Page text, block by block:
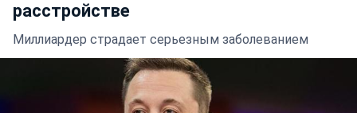
расстройстве
Миллиардер страдает серьезным заболеванием